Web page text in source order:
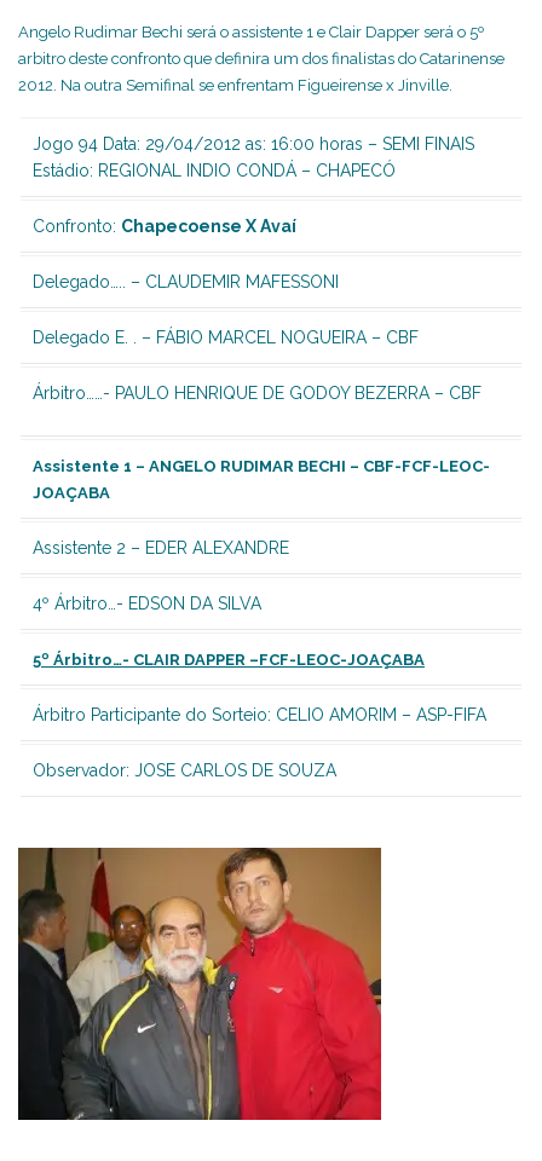
Angelo Rudimar Bechi será o assistente 1 e Clair Dapper será o 5º
arbitro deste confronto que definira um dos finalistas do Catarinense
2012. Na outra Semifinal se enfrentam Figueirense x Jinville.
Jogo 94 Data: 29/04/2012 as: 16:00 horas – SEMI FINAIS
Estádio: REGIONAL INDIO CONDÁ – CHAPECÓ
Confronto: Chapecoense X Avaí
Delegado….. – CLAUDEMIR MAFESSONI
Delegado E. . – FÁBIO MARCEL NOGUEIRA – CBF
Árbitro……- PAULO HENRIQUE DE GODOY BEZERRA – CBF
Assistente 1 – ANGELO RUDIMAR BECHI – CBF-FCF-LEOC-
JOAÇABA
Assistente 2 – EDER ALEXANDRE
4º Árbitro…- EDSON DA SILVA
5º Árbitro…- CLAIR DAPPER –FCF-LEOC-JOAÇABA
Árbitro Participante do Sorteio: CELIO AMORIM – ASP-FIFA
Observador: JOSE CARLOS DE SOUZA